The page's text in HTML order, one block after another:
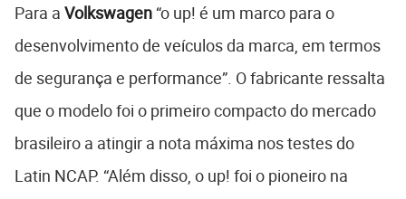
Para a Volkswagen “o up! é um marco para o
desenvolvimento de veículos da marca, em termos
de segurança e performance”. O fabricante ressalta
que o modelo foi o primeiro compacto do mercado
brasileiro a atingir a nota máxima nos testes do
Latin NCAP. “Além disso, o up! foi o pioneiro na